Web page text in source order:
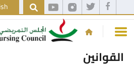
القوانين